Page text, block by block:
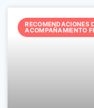
RECOMENDACIONES
ACOMPAÑAMIENTO